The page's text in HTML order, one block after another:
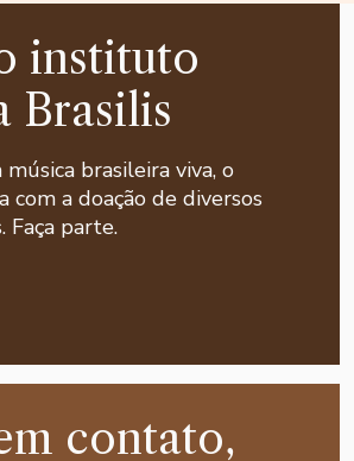
instituto
Brasilis
brasileira viva, o
a doação de diversos
Faça parte.
contato,